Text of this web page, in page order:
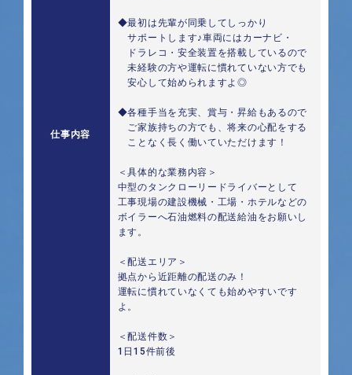
仕事内容
◆最初は先輩が同乗してしっかり
サポートします♪車両にはカーナビ・
ドラレコ・安全装置を搭載しているので
未経験の方や運転に慣れていない方でも
安心して始められますよ◎
◆各種手当を充実、賞与・昇給もあるので
ご家族持ちの方でも、将来の心配をする
ことなく長く働いていただけます！
＜具体的な業務内容＞
中型のタンクローリードライバーとして
工事現場の建設機械・工場・ホテルなどの
ボイラーへ石油燃料の配送給油をお願いし
ます。
＜配送エリア＞
拠点から近距離の配送のみ！
運転に慣れていなくても始めやすいです
よ。
＜配送件数＞
1日15件前後